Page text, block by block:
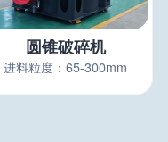
圆锥破碎机
进料粒度：65-300mm